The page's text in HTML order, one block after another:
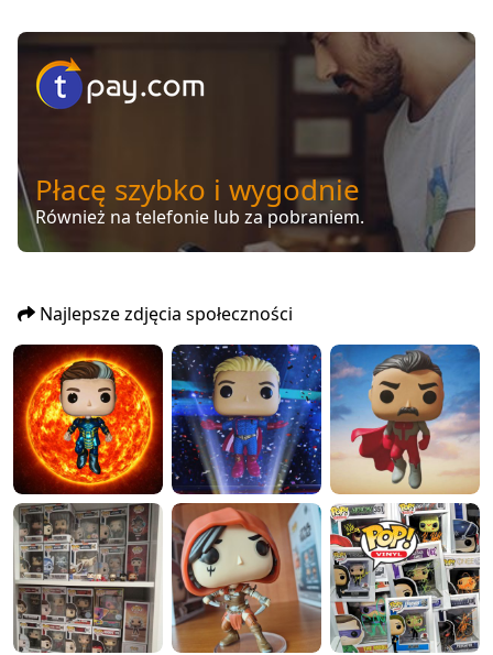
Płacę szybko i wygodnie
Również na telefonie lub za pobraniem.
Najlepsze zdjęcia społeczności